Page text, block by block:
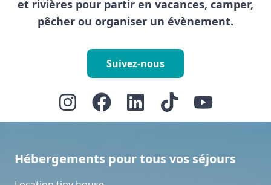
et rivières pour partir en vacances, camper,
pêcher ou organiser un évènement.
Suivez-nous
Hébergements pour tous vos séjours